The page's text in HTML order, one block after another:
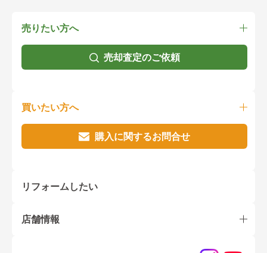
売りたい方へ
売却査定のご依頼
買いたい方へ
購入に関するお問合せ
リフォームしたい
店舗情報